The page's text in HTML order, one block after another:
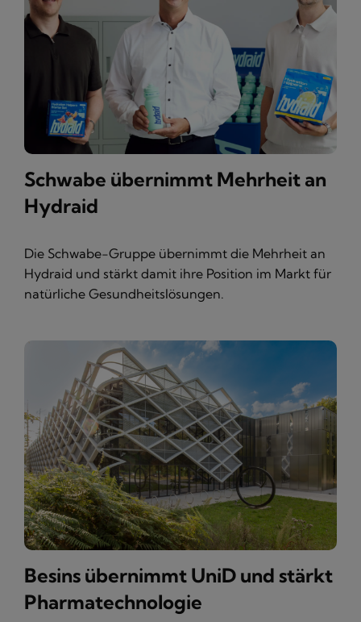
Schwabe übernimmt Mehrheit an
Hydraid
Die Schwabe-Gruppe übernimmt die Mehrheit an
Hydraid und stärkt damit ihre Position im Markt für
natürliche Gesundheitslösungen.
Besins übernimmt UniD und stärkt
Pharmatechnologie